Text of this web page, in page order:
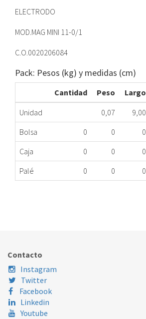
ELECTRODO
MOD.MAG MINI 11-0/1
C.O.0020206084
Pack: Pesos (kg) y medidas (cm)
Cantidad Peso Largo
Unidad
0,07 9,00
Bolsa
0 0 0
Caja
0 0 0
Palé
0 0 0
Contacto
Instagram
Twitter
Facebook
Linkedin
Youtube